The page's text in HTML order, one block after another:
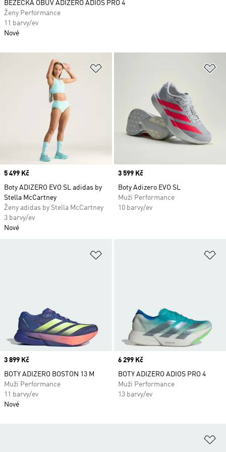
Price
5 499 Kč
Boty ADIZERO EVO SL adidas by
Stella McCartney
Ženy adidas by Stella McCartney
3 barvy/ev
Nové
Price
3 599 Kč
Boty Adizero EVO SL
Muži Performance
10 barvy/ev
Price
3 899 Kč
BOTY ADIZERO BOSTON 13 M
Muži Performance
11 barvy/ev
Nové
Price
6 299 Kč
BOTY ADIZERO ADIOS PRO 4
Muži Performance
13 barvy/ev
BĚŽECKÁ OBUV ADIZERO ADIOS PRO 4
Ženy Performance
11 barvy/ev
Nové